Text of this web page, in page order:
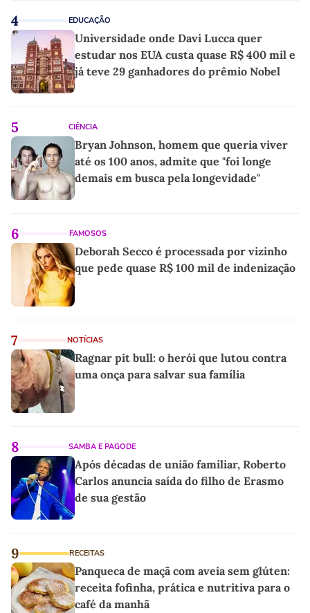
4 EDUCAÇÃO
Universidade onde Davi Lucca quer
estudar nos EUA custa quase R$ 400 mil e
já teve 29 ganhadores do prêmio Nobel
5 CIÊNCIA
Bryan Johnson, homem que queria viver
até os 100 anos, admite que "foi longe
demais em busca pela longevidade"
6 FAMOSOS
Deborah Secco é processada por vizinho
que pede quase R$ 100 mil de indenização
7 NOTÍCIAS
Ragnar pit bull: o herói que lutou contra
uma onça para salvar sua família
8 SAMBA E PAGODE
Após décadas de união familiar, Roberto
Carlos anuncia saída do filho de Erasmo
de sua gestão
9 RECEITAS
Panqueca de maçã com aveia sem glúten:
receita fofinha, prática e nutritiva para o
café da manhã